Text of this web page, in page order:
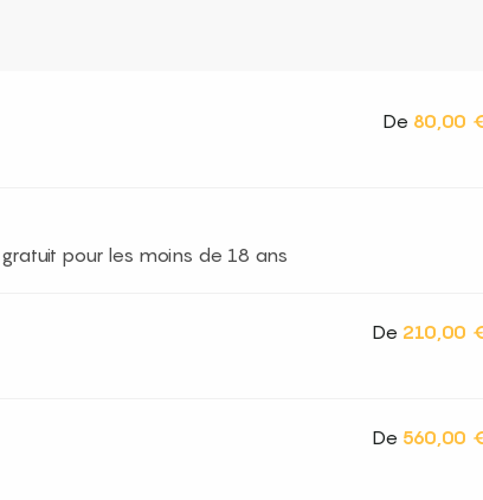
De 80,00
pour les moins de 18 ans
De 210,00
De 560,00